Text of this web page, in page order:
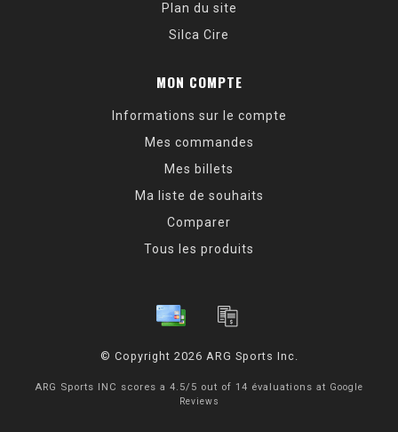
Plan du site
Silca Cire
MON COMPTE
Informations sur le compte
Mes commandes
Mes billets
Ma liste de souhaits
Comparer
Tous les produits
© Copyright 2026 ARG Sports Inc.
ARG Sports INC scores a 4.5/ 5 out of 14 évaluations at Google
Reviews